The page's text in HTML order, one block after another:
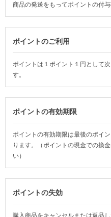
商品の発送をもってポイントの付与
ポイントのご利用
ポイントは１ポイント１円として
す。
ポイントの有効期限
ポイントの有効期限は最後のポイ
ります。（ポイントの現金での換
い）
ポイントの失効
購入商品をキャンセルまたは返品